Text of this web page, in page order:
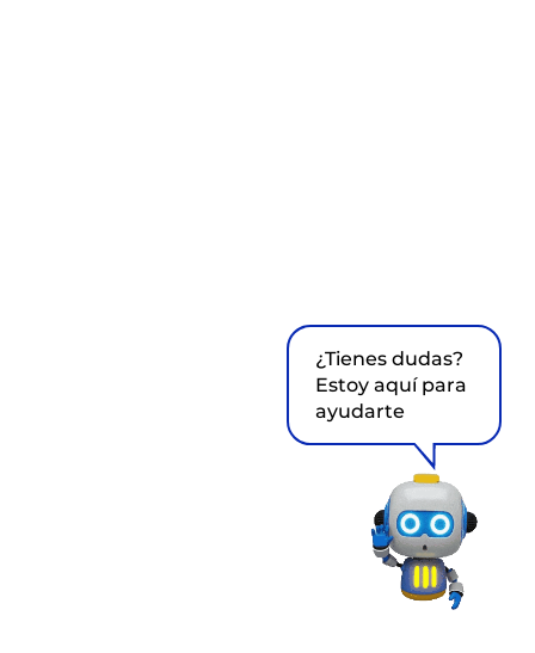
¿Tienes dudas?
Estoy aquí para
ayudarte